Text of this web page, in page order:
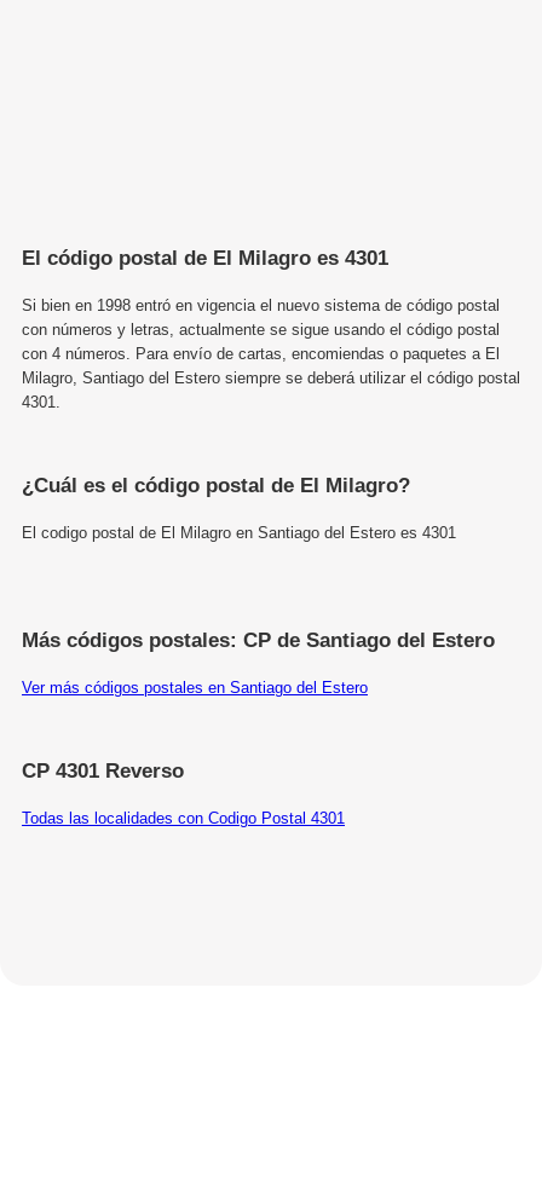
El código postal de El Milagro es 4301
Si bien en 1998 entró en vigencia el nuevo sistema de código postal
con números y letras, actualmente se sigue usando el código postal
con 4 números. Para envío de cartas, encomiendas o paquetes a El
Milagro, Santiago del Estero siempre se deberá utilizar el código postal
4301.
¿Cuál es el código postal de El Milagro?
El codigo postal de El Milagro en Santiago del Estero es 4301
Más códigos postales: CP de Santiago del Estero
Ver más códigos postales en Santiago del Estero
CP 4301 Reverso
Todas las localidades con Codigo Postal 4301